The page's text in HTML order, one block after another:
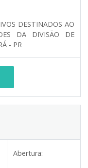
DESTINADOS AO
DA DIVISÃO DE
- PR
Abertura: